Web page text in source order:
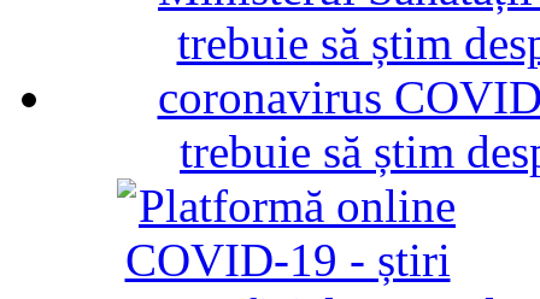
trebuie să știm